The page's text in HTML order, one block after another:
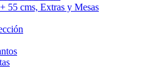
55 cms, Extras y Mesas